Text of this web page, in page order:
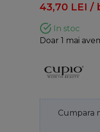
43,70 LEI /
In stoc
Doar 1 mai
Cumpara